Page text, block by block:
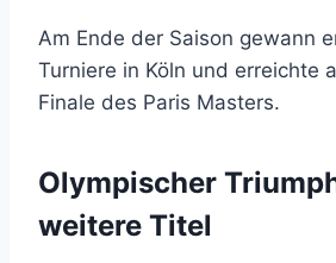
Am Ende der Saison gewann
Turniere in Köln und erreichte
Finale des Paris Masters.
Olympischer
weitere Titel